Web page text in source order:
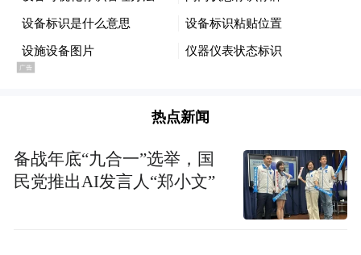
热点新闻
备战年底“九合一”选举，国
民党推出AI发言人“郑小文”